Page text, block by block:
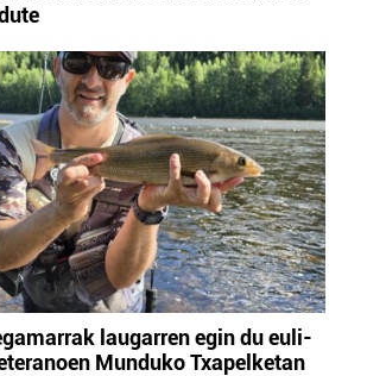
laugarren egin du euli-
Munduko Txapelketan